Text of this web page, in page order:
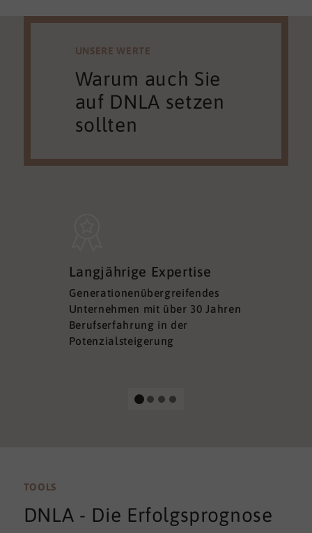
UNSERE WERTE
Warum auch Sie
auf DNLA setzen
sollten
Langjährige Expertise
Generationenübergreifendes
Unternehmen mit über 30 Jahren
Berufserfahrung in der
Potenzialsteigerung
TOOLS
DNLA - Die Erfolgsprognose